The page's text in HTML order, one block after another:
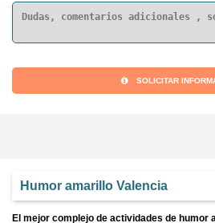
SOLICITAR
Humor amarillo Valencia
El mejor complejo de actividades de humor